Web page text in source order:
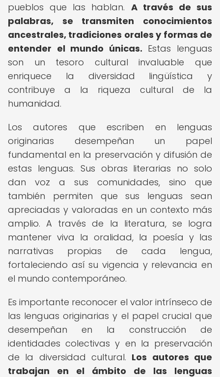
pueblos que las hablan. A través de sus
palabras, se transmiten conocimientos
ancestrales, tradiciones orales y formas de
entender el mundo únicas. Estas lenguas
son un tesoro cultural invaluable que
enriquece la diversidad lingüística y
contribuye a la riqueza cultural de la
humanidad.
Los autores que escriben en lenguas
originarias desempeñan un papel
fundamental en la preservación y difusión de
estas lenguas. Sus obras literarias no solo
dan voz a sus comunidades, sino que
también permiten que sus lenguas sean
apreciadas y valoradas en un contexto más
amplio. A través de la literatura, se logra
mantener viva la oralidad, la poesía y las
narrativas propias de cada lengua,
fortaleciendo así su vigencia y relevancia en
el mundo contemporáneo.
Es importante reconocer el valor intrínseco de
las lenguas originarias y el papel crucial que
desempeñan en la construcción de
identidades colectivas y en la preservación
de la diversidad cultural. Los autores que
trabajan en el ámbito de las lenguas